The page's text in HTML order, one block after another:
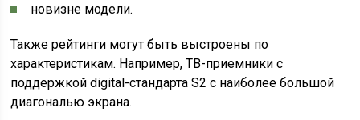
новизне модели.
Также рейтинги могут быть выстроены по
характеристикам. Например, ТВ-приемники с
поддержкой digital-стандарта S2 с наиболее большой
диагональю экрана.